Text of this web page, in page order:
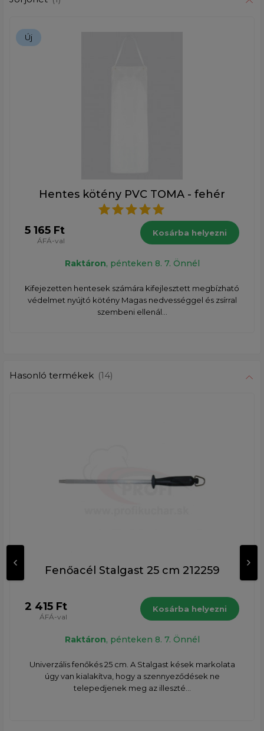
Új
Hentes kötény PVC TOMA - fehér
5 165 Ft
ÁFÁ-val
Kosárba helyezni
Raktáron, pénteken 8. 7. Önnél
​Kifejezetten hentesek számára kifejlesztett megbízható
védelmet nyújtó kötény Magas nedvességgel és zsírral
szembeni ellenál...
Hasonló termékek (14)
Fenőacél Stalgast 25 cm 212259
2 415 Ft
ÁFÁ-val
Kosárba helyezni
Raktáron, pénteken 8. 7. Önnél
Univerzális fenőkés 25 cm. A Stalgast kések markolata
úgy van kialakítva, hogy a szennyeződések ne
telepedjenek meg az illeszté...